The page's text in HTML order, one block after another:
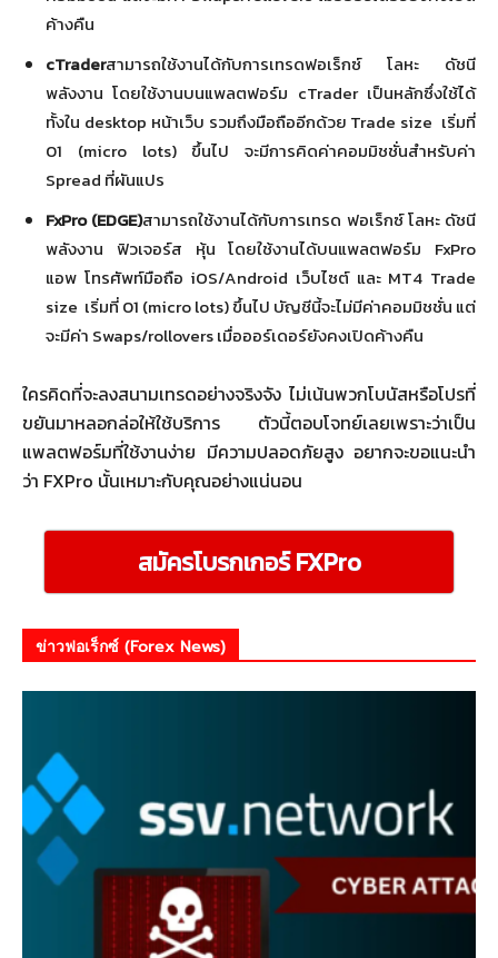
ค้างคืน
cTraderสามารถใช้งานได้กับการเทรดฟอเร็กซ์ โลหะ ดัชนี
พลังงาน โดยใช้งานบนแพลตฟอร์ม cTrader เป็นหลักซึ่งใช้ได้
ทั้งใน desktop หน้าเว็บ รวมถึงมือถืออีกด้วย Trade size เริ่มที่
01 (micro lots) ขึ้นไป จะมีการคิดค่าคอมมิชชั่นสำหรับค่า
Spread ที่ผันแปร
FxPro (EDGE)สามารถใช้งานได้กับการเทรด ฟอเร็กซ์ โลหะ ดัชนี
พลังงาน ฟิวเจอร์ส หุ้น โดยใช้งานได้บนแพลตฟอร์ม FxPro
แอพ โทรศัพท์มือถือ iOS/Android เว็บไซต์ และ MT4 Trade
size เริ่มที่ 01 (micro lots) ขึ้นไป บัญชีนี้จะไม่มีค่าคอมมิชชั่น แต่
จะมีค่า Swaps/rollovers เมื่อออร์เดอร์ยังคงเปิดค้างคืน
ใครคิดที่จะลงสนามเทรดอย่างจริงจัง ไม่เน้นพวกโบนัสหรือโปรที่
ขยันมาหลอกล่อให้ใช้บริการ ตัวนี้ตอบโจทย์เลยเพราะว่าเป็น
แพลตฟอร์มที่ใช้งานง่าย มีความปลอดภัยสูง อยากจะขอแนะนำ
ว่า FXPro นั้นเหมาะกับคุณอย่างแน่นอน
สมัครโบรกเกอร์ FXPro
ข่าวฟอเร็กซ์ (Forex News)